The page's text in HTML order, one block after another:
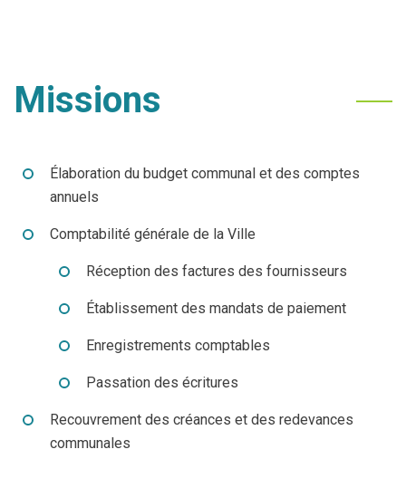
Je suis
Aîné
En situation de handicap
Investisseur
Jeune
Journaliste
Nouvel habitant
Mes démarches en ligne
Agenda
Enquêtes publiques
Location de salles
Offres d'emploi
Règlements communaux
Missions
Élaboration du budget communal et des comptes
annuels
Comptabilité générale de la Ville
Réception des factures des fournisseurs
Établissement des mandats de paiement
Enregistrements comptables
Passation des écritures
Recouvrement des créances et des redevances
communales